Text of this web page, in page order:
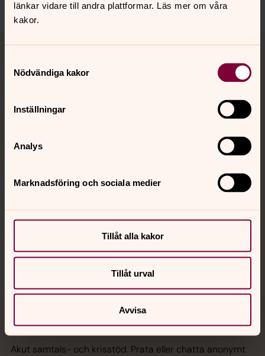
länkar vidare till andra plattformar. Läs mer om våra
kakor.
Nödvändiga kakor
Inställningar
Analys
Marknadsföring och sociala medier
Tillåt alla kakor
Tillåt urval
Avvisa
Kalender
Hitta snabbt
Jourhavande präst
Akut samtals- och krisstöd. Prata eller chatta anonymt